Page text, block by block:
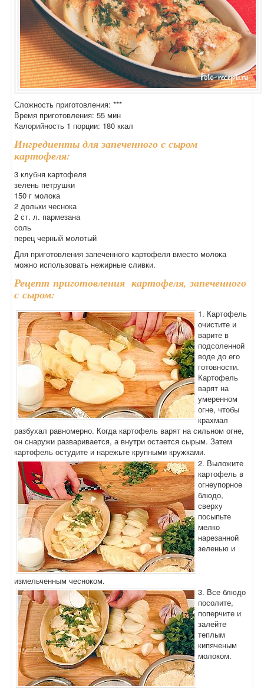
Сложность приготовления: ***
Время приготовления: 55 мин
Калорийность 1 порции: 180 ккал
Ингредиенты для запеченного с сыром
картофеля:
3 клубня картофеля
зелень петрушки
150 г молока
2 дольки чеснока
2 ст. л. пармезана
соль
перец черный молотый
Для приготовления запеченного картофеля вместо молока
можно использовать нежирные сливки.
Рецепт приготовления картофеля, запеченного
с сыром:
1. Картофель
очистите и
варите в
подсоленной
воде до его
готовности.
Картофель
варят на
умеренном
огне, чтобы
крахмал
разбухал равномерно. Когда картофель варят на сильном огне,
он снаружи разваривается, а внутри остается сырым. Затем
картофель остудите и нарежьте крупными кружками.
2. Выложите
картофель в
огнеупорное
блюдо,
сверху
посыпьте
мелко
нарезанной
зеленью и
измельченным чесноком.
3. Все блюдо
посолите,
поперчите и
залейте
теплым
кипяченым
молоком.